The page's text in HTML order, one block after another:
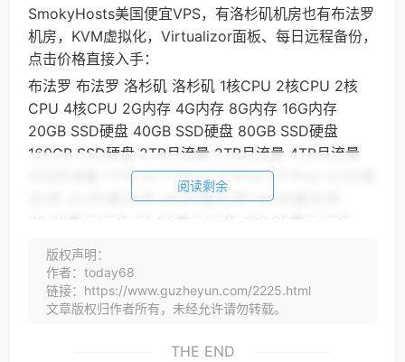
SmokyHosts美国便宜VPS，有洛杉矶机房也有布法罗
机房，KVM虚拟化，Virtualizor面板、每日远程备份，
点击价格直接入手：
布法罗 布法罗 洛杉矶 洛杉矶 1核CPU 2核CPU 2核
CPU 4核CPU 2G内存 4G内存 8G内存 16G内存
20GB SSD硬盘 40GB SSD硬盘 80GB SSD硬盘
160GB SSD硬盘 2TB月流量 2TB月流量 4TB月流量
6TB月流量 1个IPv4 1个IPv4 1个IPv4 1个IPv4 12.95美
元/年 22.95美元/年 39.95美元/年 59.95美元/年
30.95美元/三年 55.95美元/三年 100.95美元/三年
150.95美元/三年
以上均为年付或者三年付后双倍流量后的配置，三年付
可另外获得6个月，大家入手后点此在LET回帖，留言
您的订单号就可以了。没有LET账号的也可以在本文末
阅读剩余
版权声明：
作者：today68
链接：https://www.guzheyun.com/2225.html
文章版权归作者所有，未经允许请勿转载。
THE END